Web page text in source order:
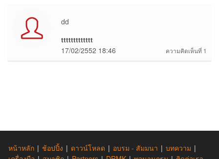
dd
ttttttttttttt
ความคิดเห็นที่ 1
17/02/2552 18:46
หน้าหลัก | ช้อปปิ้ง | ดาวน์โหลด | อบรม - สัมมนา | บทความ |